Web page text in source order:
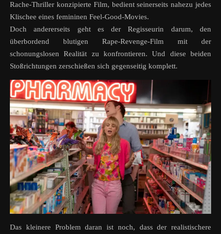
Rache-Thriller konzipierte Film, bedient seinerseits nahezu jedes
Klischee eines femininen Feel-Good-Movies.
Doch andererseits geht es der Regisseurin darum, den
überbordend blutigen Rape-Revenge-Film mit der
schonungslosen Realität zu konfrontieren. Und diese beiden
Stoßrichtungen zerschießen sich gegenseitig komplett.
Das kleinere Problem daran ist noch, dass der realistischere